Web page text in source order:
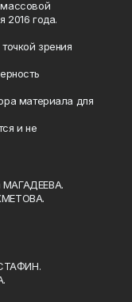
массовой
года.
зрения
материала для
и не
МАГАДЕЕВА.